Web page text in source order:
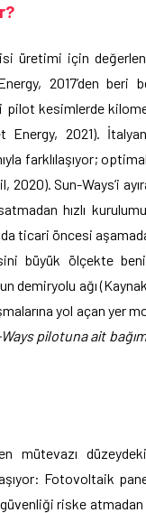
üretimi için
2017’den beri
kesimlerde
Energy, 2021).
farklılaşıyor;
2020). Sun-Ways’i
hızlı
ticari öncesi
büyük ölçekte
demiryolu ağı
yol açan yer
pilotuna ait
mütevazı
Fotovoltaik
riske atmadan